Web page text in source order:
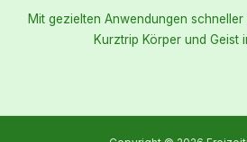
Mit gezielten Anwendungen
Kurztrip Körper und Geist